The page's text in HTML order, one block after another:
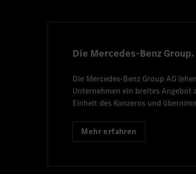
Die Mercedes-Benz Group.
Die Mercedes-Benz Group AG
Unternehmen ein breites Angebot
Einheit des Konzerns und
Mehr erfahren